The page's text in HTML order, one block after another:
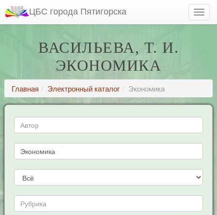
ЦБС города Пятигорска
ВАСИЛЬЕВА, Т. И.
ЭКОНОМИКА
Главная Электронный каталог Экономика